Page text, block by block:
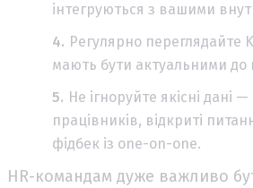
інтегруються з вашими
Регулярно переглядайте
мають бути актуальними до
Не ігноруйте якісні дані
працівників, відкриті
фідбек із one-on-one.
HR-командам дуже важливо